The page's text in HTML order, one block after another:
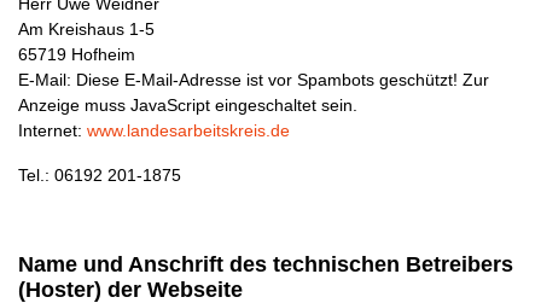
Am Kreishaus 1-5
65719 Hofheim
E-Mail: Diese E-Mail-Adresse ist vor Spambots geschützt! Zur
Anzeige muss JavaScript eingeschaltet sein.
Internet: www.landesarbeitskreis.de
Tel.: 06192 201-1875
Name und Anschrift des technischen Betreibers
(Hoster) der Webseite